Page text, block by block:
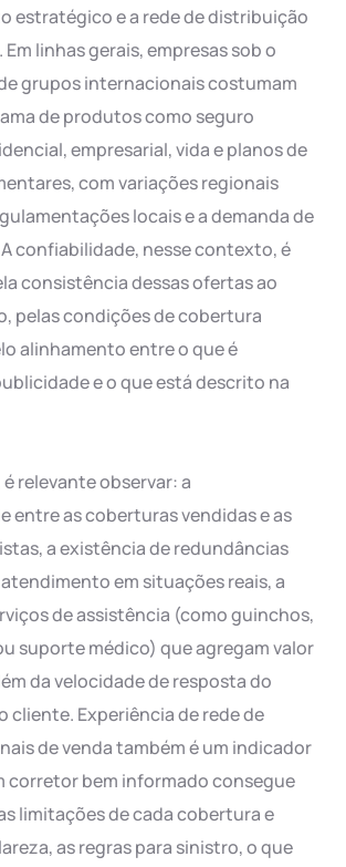
estratégico e a rede de distribuição
linhas gerais, empresas sob o
grupos internacionais costumam
de produtos como seguro
empresarial, vida e planos de
com variações regionais
locais e a demanda de
confiabilidade, nesse contexto, é
consistência dessas ofertas ao
pelas condições de cobertura
alinhamento entre o que é
e o que está descrito na
relevante observar: a
entre as coberturas vendidas e as
a existência de redundâncias
em situações reais, a
de assistência (como guinchos,
suporte médico) que agregam valor
da velocidade de resposta do
cliente. Experiência de rede de
de venda também é um indicador
corretor bem informado consegue
limitações de cada cobertura e
as regras para sinistro, o que